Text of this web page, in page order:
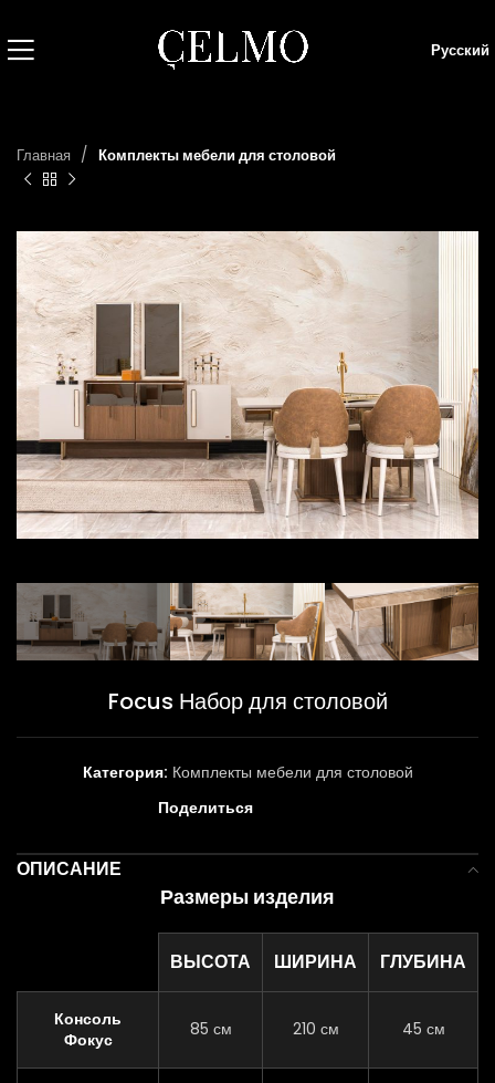
Русский
Главная Комплекты мебели для столовой
Focus Набор для столовой
Категория: Комплекты мебели для столовой
Поделиться
ОПИСАНИЕ
Размеры изделия
ВЫСОТА ШИРИНА ГЛУБИНА
Консоль
Фокус
85 см 210 см 45 см